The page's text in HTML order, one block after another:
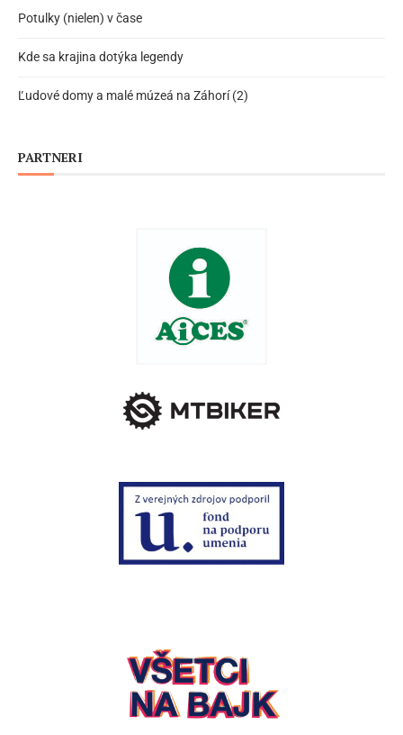
Potulky (nielen) v čase
Kde sa krajina dotýka legendy
Ľudové domy a malé múzeá na Záhorí (2)
PARTNERI